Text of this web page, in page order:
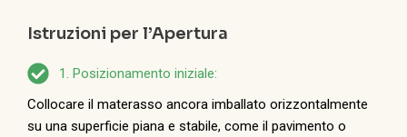
Istruzioni per l’Apertura
1. Posizionamento iniziale:
Collocare il materasso ancora imballato orizzontalmente
su una superficie piana e stabile, come il pavimento o